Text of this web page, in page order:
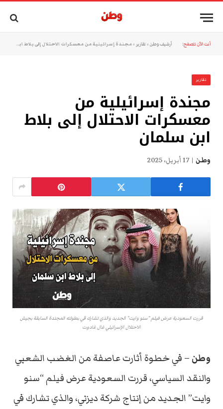
أنت الآن تتصفح: أرشيف وطن » تقارير »مجندة إسرائيلية من معسكرات الاحتلال إلى بلاط ابن سلمان
تقارير
مجندة إسرائيلية من
معسكرات الاحتلال إلى بلاط
ابن سلمان
وطن 17 أبريل، 2025
قررت السعودية عرض فيلم "سنو وايت" الجديد والذي تشارك في بطولته المجندة السابقة بجيش
الاحتلال الإسرائيلي غال غادوت
وطن – في خطوة أثارت عاصفة من الغضب الشعبي
والنقد السياسي، قررت السعودية عرض فيلم “سنو
وايت” الجديد من إنتاج شركة ديزني، والذي تشارك في